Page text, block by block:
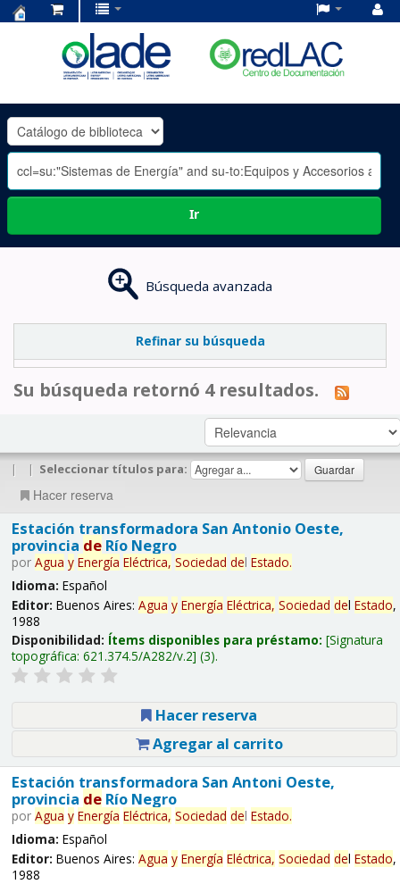
OLADE
-
Ir
Búsqueda avanzada
Refinar su búsqueda
Su búsqueda retornó 4 resultados.
| | Seleccionar títulos para:
Hacer reserva
Estación transformadora San Antonio Oeste,
provincia deRío Negro
por Agua y Energía Eléctrica, Sociedad del Estado.
Idioma: Español
Editor: Buenos Aires: Agua y Energía Eléctrica, Sociedad del Estado,
1988
Disponibilidad: Ítems disponibles para préstamo: Signatura
topográfica: 621.374.5/A282/v.2 (3).
Hacer reserva
Agregar al carrito
Estación transformadora San Antoni Oeste,
provincia deRío Negro
por Agua y Energía Eléctrica, Sociedad del Estado.
Idioma: Español
Editor: Buenos Aires: Agua y Energía Eléctrica, Sociedad del Estado,
1988